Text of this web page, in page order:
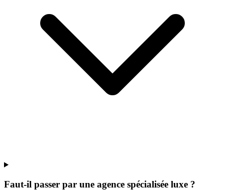
Faut-il passer par une agence spécialisée luxe ?